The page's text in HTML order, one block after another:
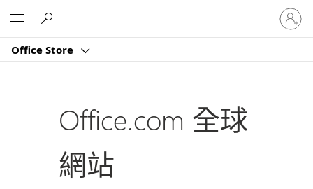
Office Store
登
入
您
Office.com 全球
網站